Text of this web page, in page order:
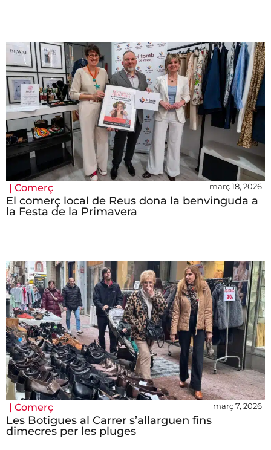
| Comerç març 18, 2026
El comerç local de Reus dona la benvinguda a
la Festa de la Primavera
| Comerç març 7, 2026
Les Botigues al Carrer s’allarguen fins
dimecres per les pluges